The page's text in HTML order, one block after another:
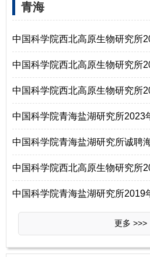
青海
中国科学院青海盐湖研究所2023
中国科学院青海盐湖研究所诚聘
中国科学院青海盐湖研究所2019
更多 >>>